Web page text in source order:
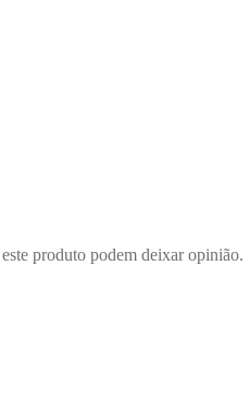
produto podem deixar opinião.